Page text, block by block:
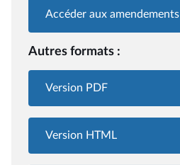
Accéder aux amendements
Autres formats :
Version PDF
Version HTML